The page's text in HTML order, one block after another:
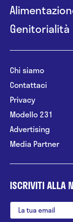
Genitorialità
Chi siamo
Contattaci
Privacy
Modello 231
Advertising
Media Partner
ISCRIVITI ALLA